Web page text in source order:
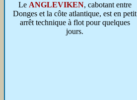
Le ANGLEVIKEN, cabotant entre
Donges et la côte atlantique, est en petit
arrêt technique à flot pour quelques
jours.